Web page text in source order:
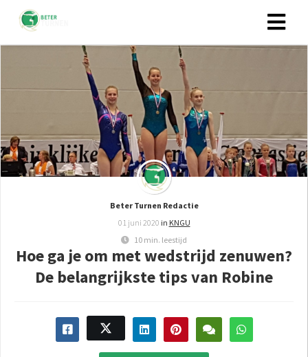
Beter Turnen Redactie
01 juni 2020 in KNGU
10 min. leestijd
Hoe ga je om met wedstrijd zenuwen?
De belangrijkste tips van Robine